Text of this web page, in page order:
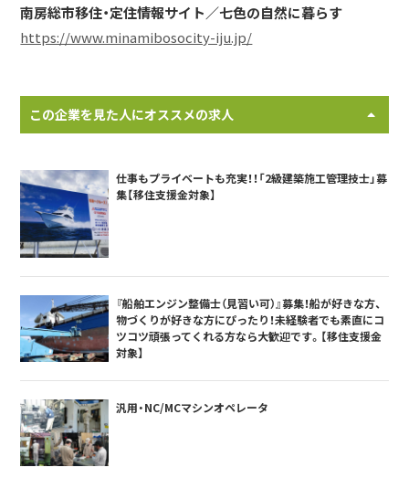
南房総市移住・定住情報サイト／七色の自然に暮らす
https://www.minamibosocity-iju.jp/
この企業を見た人にオススメの求人
仕事もプライベートも充実！！「2級建築施工管理技士」募
集【移住支援金対象】
『船舶エンジン整備士（見習い可）』募集！船が好きな方、
物づくりが好きな方にぴったり！未経験者でも素直にコ
ツコツ頑張ってくれる方なら大歓迎です。【移住支援金
対象】
汎用・NC/MCマシンオペレータ